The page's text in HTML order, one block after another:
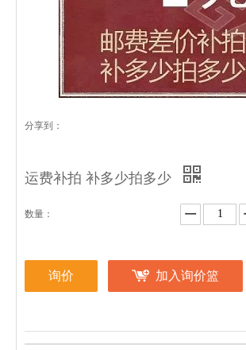
分享到：
运费补拍 补多少拍多少
数量：
询价 加入询价篮